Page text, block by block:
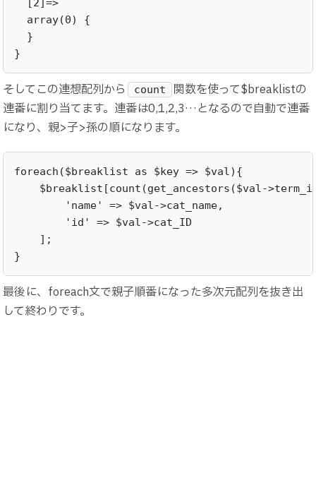
  [2]=>
  array(0) {
  }
}
そしてこの連想配列から count
関数を使って$breaklistの
連番に割り当てます。連番は0,1,2,3…となるので自動で連番
になり、親>子>孫の順になります。
foreach($breaklist as $key => $val){
$breaklist[count(get_ancestors($val-
        'name' => $val->cat_name,
        'id' => $val->cat_ID
    ];
}
最後に、foreach文で親子順番になった多次元配列を抜き出
して終わりです。